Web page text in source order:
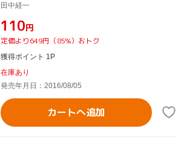
田中経一
¥110円
定価より649円（85%）おトク
獲得ポイント 1P
在庫あり
発売年月日：2016/08/05
カートへ追加